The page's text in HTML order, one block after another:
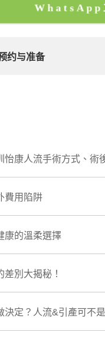
WhatsApp
约与准备
怡康人流手術方式、術
費用陷阱
康的溫柔選擇
別大揭秘！
定？人流&引產可不是